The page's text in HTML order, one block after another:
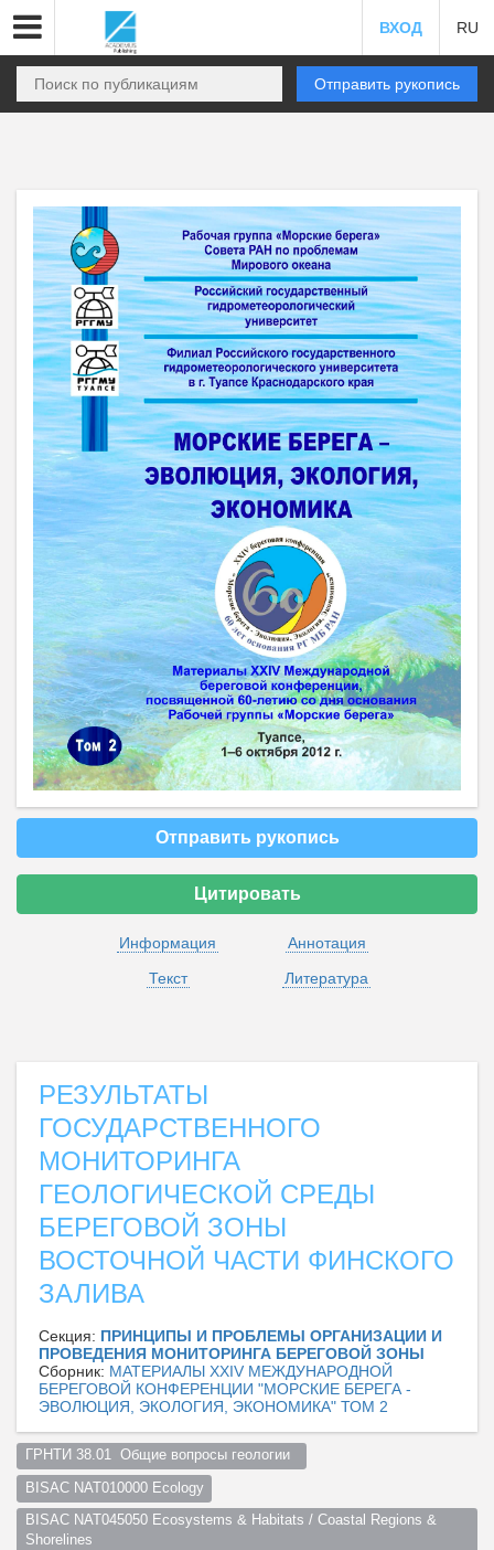
ВХОД RU
Отправить рукопись
Отправить рукопись
Цитировать
Информация
Аннотация
Текст
Литература
РЕЗУЛЬТАТЫ
ГОСУДАРСТВЕННОГО
МОНИТОРИНГА
ГЕОЛОГИЧЕСКОЙ СРЕДЫ
БЕРЕГОВОЙ ЗОНЫ
ВОСТОЧНОЙ ЧАСТИ ФИНСКОГО
ЗАЛИВА
Секция: ПРИНЦИПЫ И ПРОБЛЕМЫ ОРГАНИЗАЦИИ И
ПРОВЕДЕНИЯ МОНИТОРИНГА БЕРЕГОВОЙ ЗОНЫ
Сборник: МАТЕРИАЛЫ XXIV МЕЖДУНАРОДНОЙ
БЕРЕГОВОЙ КОНФЕРЕНЦИИ "МОРСКИЕ БЕРЕГА -
ЭВОЛЮЦИЯ, ЭКОЛОГИЯ, ЭКОНОМИКА" ТОМ 2
ГРНТИ 38.01  Общие вопросы геологии
BISAC NAT010000 Ecology
BISAC NAT045050 Ecosystems & Habitats / Coastal Regions &
Shorelines